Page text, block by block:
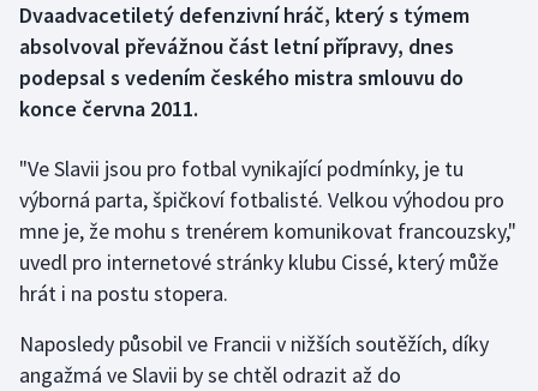
Box
Curling
Florbal
Futsal
Gymnastika
Dvaadvacetiletý defenzivní hráč, který s týmem
absolvoval převážnou část letní přípravy, dnes
podepsal s vedením českého mistra smlouvu do
konce června 2011.
"Ve Slavii jsou pro fotbal vynikající podmínky, je tu
výborná parta, špičkoví fotbalisté. Velkou výhodou pro
mne je, že mohu s trenérem komunikovat francouzsky,"
uvedl pro internetové stránky klubu Cissé, který může
hrát i na postu stopera.
Naposledy působil ve Francii v nižších soutěžích, díky
angažmá ve Slavii by se chtěl odrazit až do